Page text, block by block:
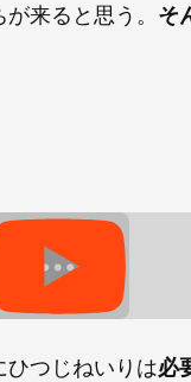
来ると思う。 そ
ひつじねいりは必